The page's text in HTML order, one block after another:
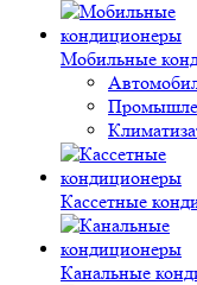
Мобильные
Кассетные
Канальные